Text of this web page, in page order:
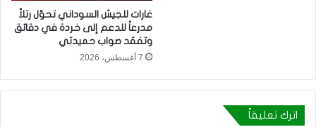
غارات للجيش السوداني تحوّل رتلاً
مدرعاً للدعم إلى خردة في دقائق
وتفقد صواب حميدتي
7 أغسطس، 2026
اترك تعليقاً